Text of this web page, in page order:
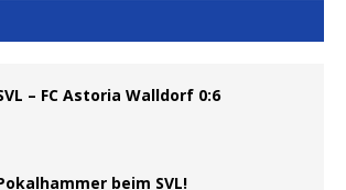
– FC Astoria Walldorf 0:6
beim SVL!